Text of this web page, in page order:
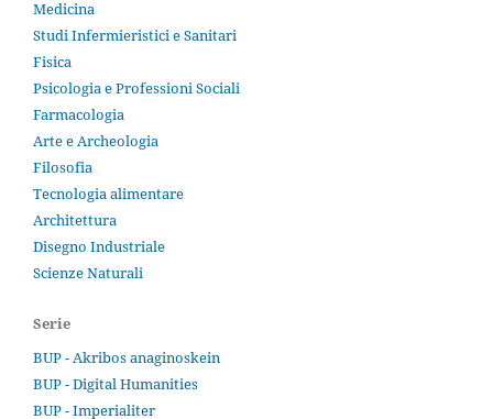
Medicina
Studi Infermieristici e Sanitari
Fisica
Psicologia e Professioni Sociali
Farmacologia
Arte e Archeologia
Filosofia
Tecnologia alimentare
Architettura
Disegno Industriale
Scienze Naturali
Serie
BUP - Akribos anaginoskein
BUP - Digital Humanities
BUP - Imperialiter